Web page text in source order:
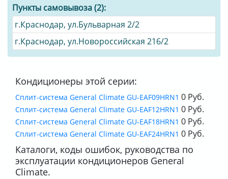
Пункты самовывоза (2):
г.Краснодар, ул.Бульварная 2/2
г.Краснодар, ул.Новороссийская 216/2
Кондиционеры этой серии:
Cплит-система General Climate GU-EAF09HRN1 0 Руб.
Cплит-система General Climate GU-EAF12HRN1 0 Руб.
Cплит-система General Climate GU-EAF18HRN1 0 Руб.
Cплит-система General Climate GU-EAF24HRN1 0 Руб.
Каталоги, коды ошибок, руководства по
эксплуатации кондиционеров General
Climate.